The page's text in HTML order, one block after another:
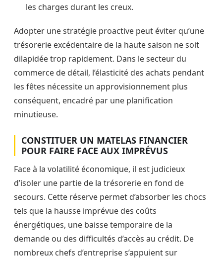
les charges durant les creux.
Adopter une stratégie proactive peut éviter qu’une
trésorerie excédentaire de la haute saison ne soit
dilapidée trop rapidement. Dans le secteur du
commerce de détail, l’élasticité des achats pendant
les fêtes nécessite un approvisionnement plus
conséquent, encadré par une planification
minutieuse.
CONSTITUER UN MATELAS FINANCIER
POUR FAIRE FACE AUX IMPRÉVUS
Face à la volatilité économique, il est judicieux
d’isoler une partie de la trésorerie en fond de
secours. Cette réserve permet d’absorber les chocs
tels que la hausse imprévue des coûts
énergétiques, une baisse temporaire de la
demande ou des difficultés d’accès au crédit. De
nombreux chefs d’entreprise s’appuient sur